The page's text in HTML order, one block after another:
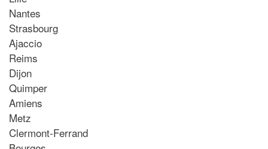
Nantes
Strasbourg
Ajaccio
Reims
Dijon
Quimper
Amiens
Metz
Clermont-Ferrand